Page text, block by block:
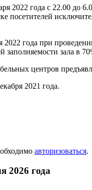
2022 года с 22.00 до
посетителей
2022 года при
заполняемости зала в
центров
2021 года.
авторизоваться.
2026 года